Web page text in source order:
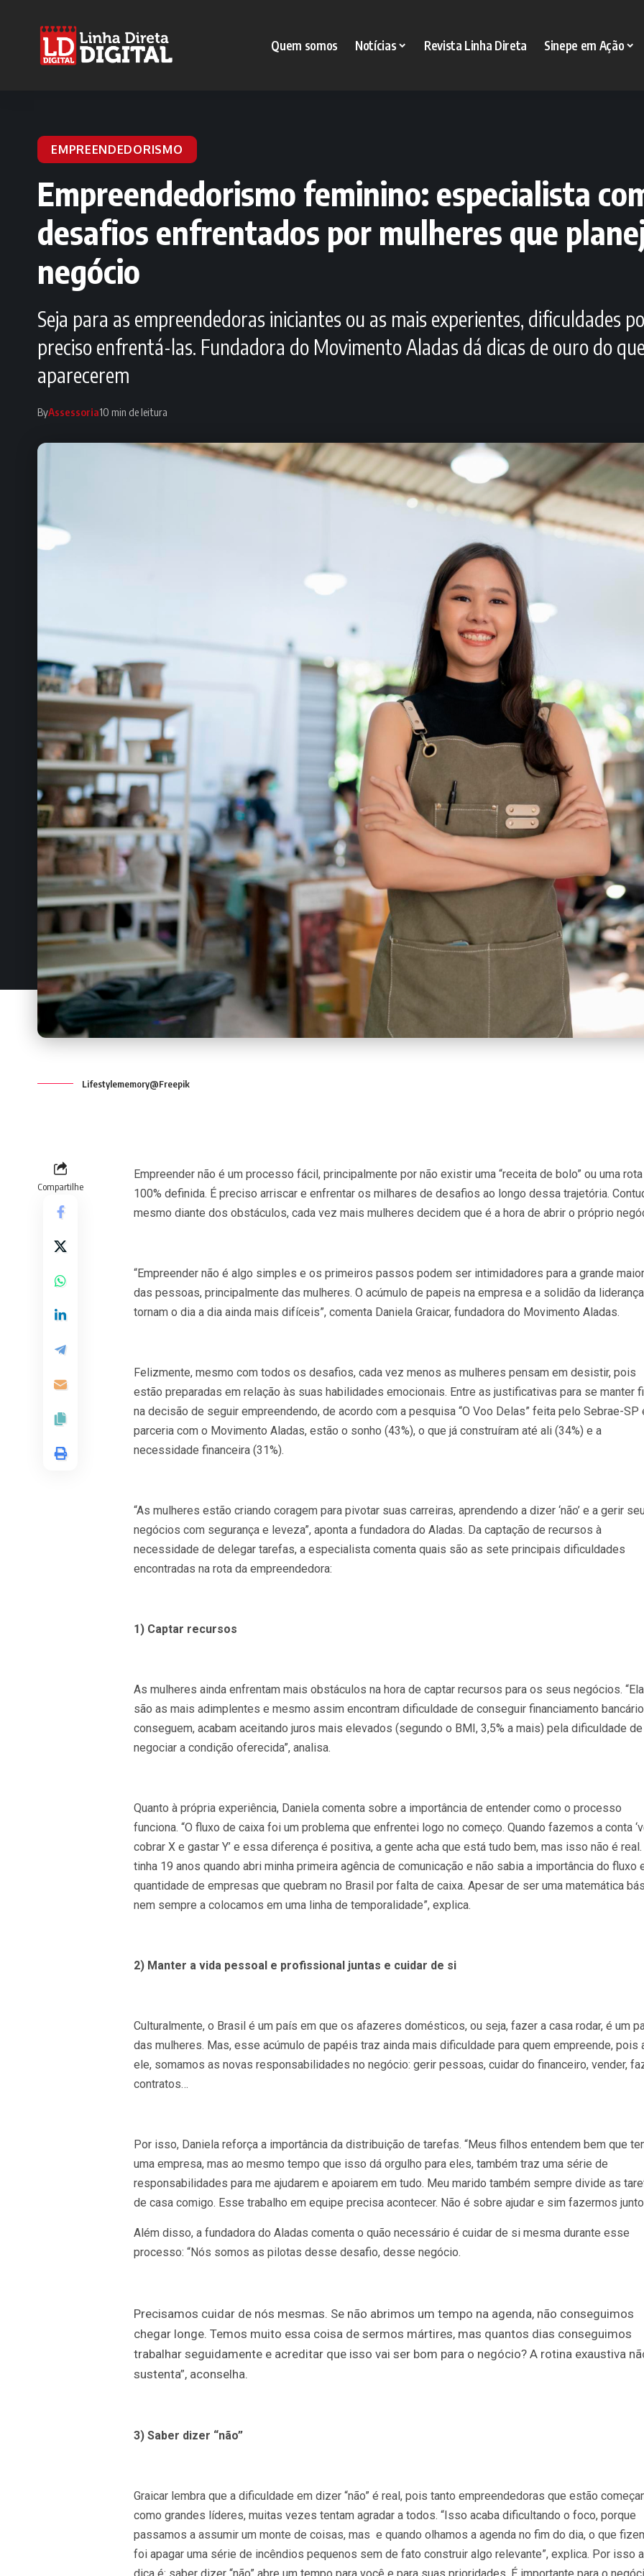
Quem somos Notícias Revista Linha Direta Sinepe em Ação
EMPREENDEDORISMO
Empreendedorismo feminino: especialista
desafios enfrentados por mulheres que
negócio
Seja para as empreendedoras iniciantes ou as mais experientes, dificuldades
preciso enfrentá-las. Fundadora do Movimento Aladas dá dicas de ouro do
aparecerem
ByAssessoria10 min de leitura
Lifestylememory@Freepik
Compartilhe
Empreender não é um processo fácil, principalmente por não existir uma “receita de bolo” ou uma rota
100% definida. É preciso arriscar e enfrentar os milhares de desafios ao longo dessa trajetória.
mesmo diante dos obstáculos, cada vez mais mulheres decidem que é a hora de abrir o próprio
“Empreender não é algo simples e os primeiros passos podem ser intimidadores para a grande
das pessoas, principalmente das mulheres. O acúmulo de papeis na empresa e a solidão da liderança
tornam o dia a dia ainda mais difíceis”, comenta Daniela Graicar, fundadora do Movimento Aladas.
Felizmente, mesmo com todos os desafios, cada vez menos as mulheres pensam em desistir, pois
estão preparadas em relação às suas habilidades emocionais. Entre as justificativas para se manter
na decisão de seguir empreendendo, de acordo com a pesquisa “O Voo Delas” feita pelo Sebrae-SP
parceria com o Movimento Aladas, estão o sonho (43%), o que já construíram até ali (34%) e a
necessidade financeira (31%).
“As mulheres estão criando coragem para pivotar suas carreiras, aprendendo a dizer ‘não’ e a gerir
negócios com segurança e leveza”, aponta a fundadora do Aladas. Da captação de recursos à
necessidade de delegar tarefas, a especialista comenta quais são as sete principais dificuldades
encontradas na rota da empreendedora:
1) Captar recursos
As mulheres ainda enfrentam mais obstáculos na hora de captar recursos para os seus negócios.
são as mais adimplentes e mesmo assim encontram dificuldade de conseguir financiamento
conseguem, acabam aceitando juros mais elevados (segundo o BMI, 3,5% a mais) pela dificuldade de
negociar a condição oferecida”, analisa.
Quanto à própria experiência, Daniela comenta sobre a importância de entender como o processo
funciona. “O fluxo de caixa foi um problema que enfrentei logo no começo. Quando fazemos a conta
cobrar X e gastar Y’ e essa diferença é positiva, a gente acha que está tudo bem, mas isso não é real.
tinha 19 anos quando abri minha primeira agência de comunicação e não sabia a importância do fluxo
quantidade de empresas que quebram no Brasil por falta de caixa. Apesar de ser uma matemática
nem sempre a colocamos em uma linha de temporalidade”, explica.
2) Manter a vida pessoal e profissional juntas e cuidar de si
Culturalmente, o Brasil é um país em que os afazeres domésticos, ou seja, fazer a casa rodar, é um
das mulheres. Mas, esse acúmulo de papéis traz ainda mais dificuldade para quem empreende, pois
ele, somamos as novas responsabilidades no negócio: gerir pessoas, cuidar do financeiro, vender,
contratos…
Por isso, Daniela reforça a importância da distribuição de tarefas. “Meus filhos entendem bem que
uma empresa, mas ao mesmo tempo que isso dá orgulho para eles, também traz uma série de
responsabilidades para me ajudarem e apoiarem em tudo. Meu marido também sempre divide as
de casa comigo. Esse trabalho em equipe precisa acontecer. Não é sobre ajudar e sim fazermos
Além disso, a fundadora do Aladas comenta o quão necessário é cuidar de si mesma durante esse
processo: “Nós somos as pilotas desse desafio, desse negócio.
Precisamos cuidar de nós mesmas. Se não abrimos um tempo na agenda, não conseguimos
chegar longe. Temos muito essa coisa de sermos mártires, mas quantos dias conseguimos
trabalhar seguidamente e acreditar que isso vai ser bom para o negócio? A rotina exaustiva
sustenta”, aconselha.
3) Saber dizer “não”
Graicar lembra que a dificuldade em dizer “não” é real, pois tanto empreendedoras que estão
como grandes líderes, muitas vezes tentam agradar a todos. “Isso acaba dificultando o foco, porque
passamos a assumir um monte de coisas, mas e quando olhamos a agenda no fim do dia, o que
foi apagar uma série de incêndios pequenos sem de fato construir algo relevante”, explica. Por isso a